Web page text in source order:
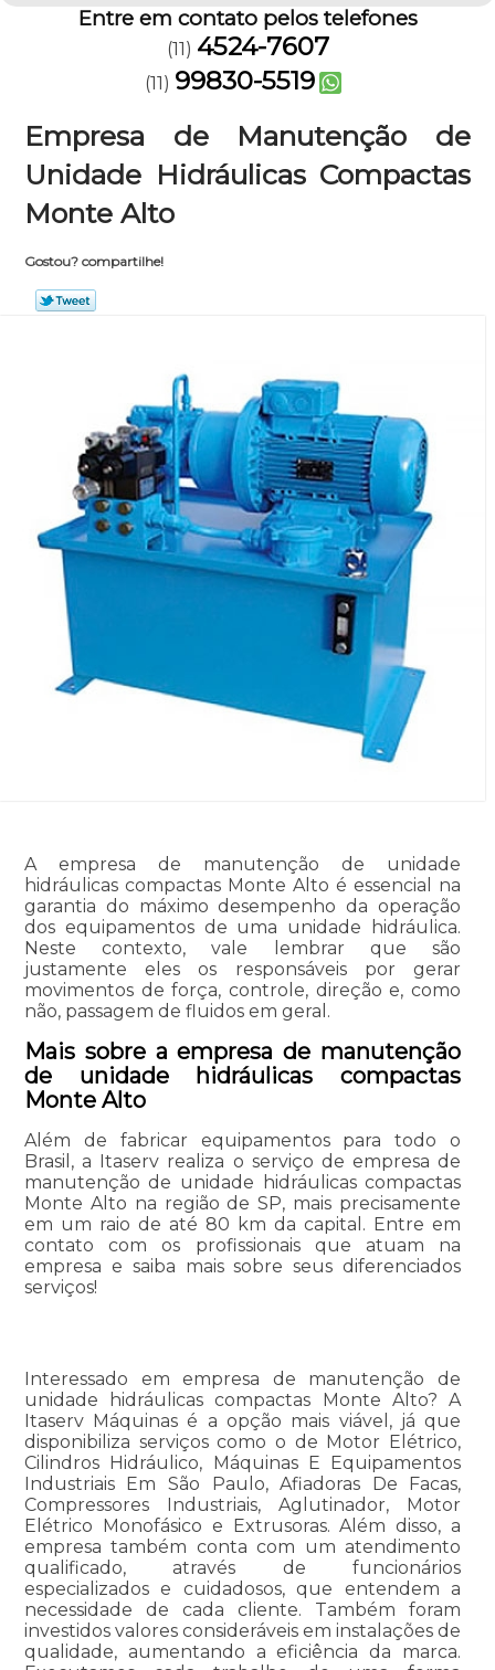
Entre em contato pelos telefones
(11) 4524-7607
(11) 99830-5519
Empresa de Manutenção de
Unidade Hidráulicas Compactas
Monte Alto
Gostou? compartilhe!
A empresa de manutenção de unidade
hidráulicas compactas Monte Alto é essencial na
garantia do máximo desempenho da operação
dos equipamentos de uma unidade hidráulica.
Neste contexto, vale lembrar que são
justamente eles os responsáveis por gerar
movimentos de força, controle, direção e, como
não, passagem de fluidos em geral.
Mais sobre a empresa de manutenção
de unidade hidráulicas compactas
Monte Alto
Além de fabricar equipamentos para todo o
Brasil, a Itaserv realiza o serviço de empresa de
manutenção de unidade hidráulicas compactas
Monte Alto na região de SP, mais precisamente
em um raio de até 80 km da capital. Entre em
contato com os profissionais que atuam na
empresa e saiba mais sobre seus diferenciados
serviços!
Interessado em empresa de manutenção de
unidade hidráulicas compactas Monte Alto? A
Itaserv Máquinas é a opção mais viável, já que
disponibiliza serviços como o de Motor Elétrico,
Cilindros Hidráulico, Máquinas E Equipamentos
Industriais Em São Paulo, Afiadoras De Facas,
Compressores Industriais, Aglutinador, Motor
Elétrico Monofásico e Extrusoras. Além disso, a
empresa também conta com um atendimento
qualificado, através de funcionários
especializados e cuidadosos, que entendem a
necessidade de cada cliente. Também foram
investidos valores consideráveis em instalações de
qualidade, aumentando a eficiência da marca.